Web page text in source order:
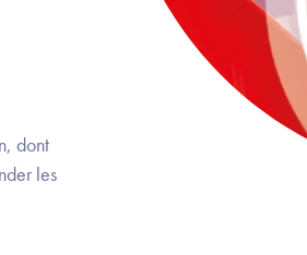
dont
les